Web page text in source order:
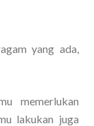
yang ada,
memerlukan
lakukan juga